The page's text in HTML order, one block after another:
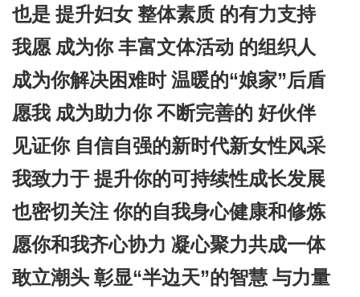
也是 提升妇女 整体素质 的有力支持
我愿 成为你 丰富文体活动 的组织人
成为你解决困难时 温暖的“娘家”后盾
愿我 成为助力你 不断完善的 好伙伴
见证你 自信自强的新时代新女性风采
我致力于 提升你的可持续性成长发展
也密切关注 你的自我身心健康和修炼
愿你和我齐心协力 凝心聚力共成一体
敢立潮头 彰显“半边天”的智慧 与力量